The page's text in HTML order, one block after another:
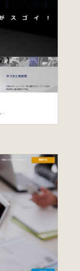
https://www.denso.com/jp/ja/about-us/sponsor/torobote-kun/